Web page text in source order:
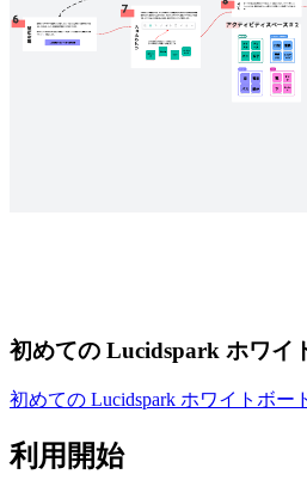
初めての Lucidspark ホワイ
初めての Lucidspark ホワイトボー
利用開始